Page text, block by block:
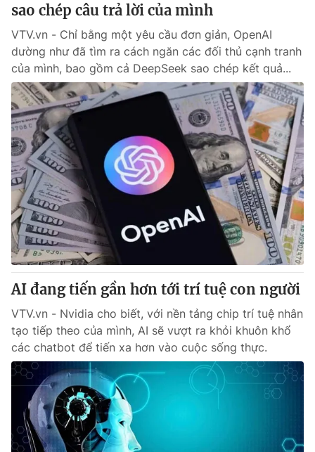
sao chép câu trả lời của mình
VTV.vn - Chỉ bằng một yêu cầu đơn giản, OpenAI
dường như đã tìm ra cách ngăn các đối thủ cạnh tranh
của mình, bao gồm cả DeepSeek sao chép kết quả...
AI đang tiến gần hơn tới trí tuệ con người
VTV.vn - Nvidia cho biết, với nền tảng chip trí tuệ nhân
tạo tiếp theo của mình, AI sẽ vượt ra khỏi khuôn khổ
các chatbot để tiến xa hơn vào cuộc sống thực.